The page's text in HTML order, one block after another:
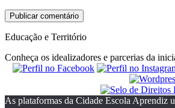
Educação e Território
Conheça os idealizadores e parcerias da
As plataformas da Cidade Escola Aprendiz